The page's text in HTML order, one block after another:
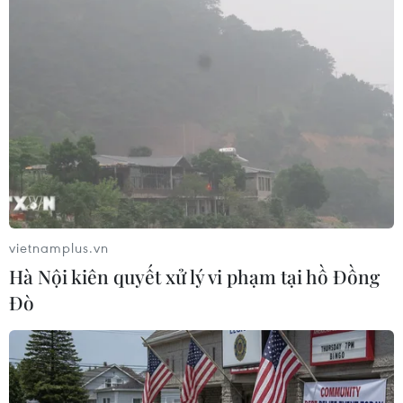
trong tuyết 60 phút
29/01/2013 08:55
Nam Phi truy bắt 15.000 con cá sấu
xổng chuồng
26/01/2013 10:44
Cá ngừ Nhật Bản được bán đấu giá
tới 1,76 triệu USD
vietnamplus.vn
Hà Nội kiên quyết xử lý vi phạm tại hồ Đồng
Đò